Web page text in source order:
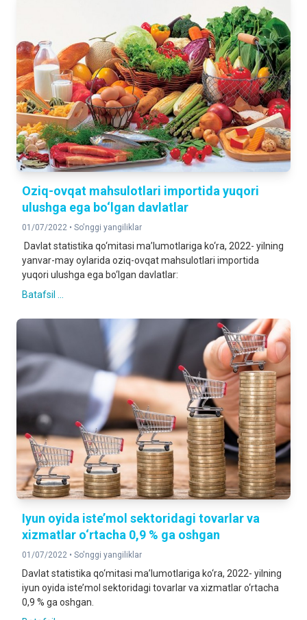
Oziq-ovqat mahsulotlari importida yuqori
ulushga ega bo‘lgan davlatlar
01/07/2022 • So'nggi yangiliklar
Davlat statistika qo‘mitasi ma’lumotlariga ko‘ra, 2022- yilning
yanvar-may oylarida oziq-ovqat mahsulotlari importida
yuqori ulushga ega bo‘lgan davlatlar:
Batafsil ...
Iyun oyida iste’mol sektoridagi tovarlar va
xizmatlar o‘rtacha 0,9 % ga oshgan
01/07/2022 • So'nggi yangiliklar
Davlat statistika qo‘mitasi ma’lumotlariga ko‘ra, 2022- yilning
iyun oyida iste’mol sektoridagi tovarlar va xizmatlar o‘rtacha
0,9 % ga oshgan.